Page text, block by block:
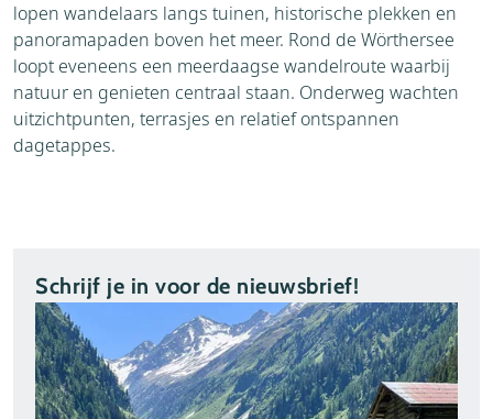
lopen wandelaars langs tuinen, historische plekken en
panoramapaden boven het meer. Rond de Wörthersee
loopt eveneens een meerdaagse wandelroute waarbij
natuur en genieten centraal staan. Onderweg wachten
uitzichtpunten, terrasjes en relatief ontspannen
dagetappes.
Schrijf je in voor de nieuwsbrief!